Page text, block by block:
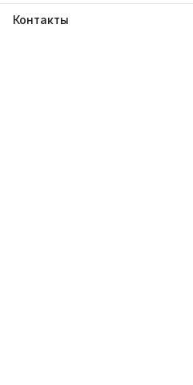
Контакты